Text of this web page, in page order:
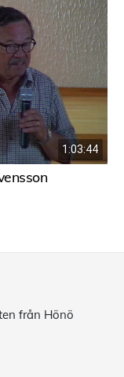
1:03:44
från Hönö